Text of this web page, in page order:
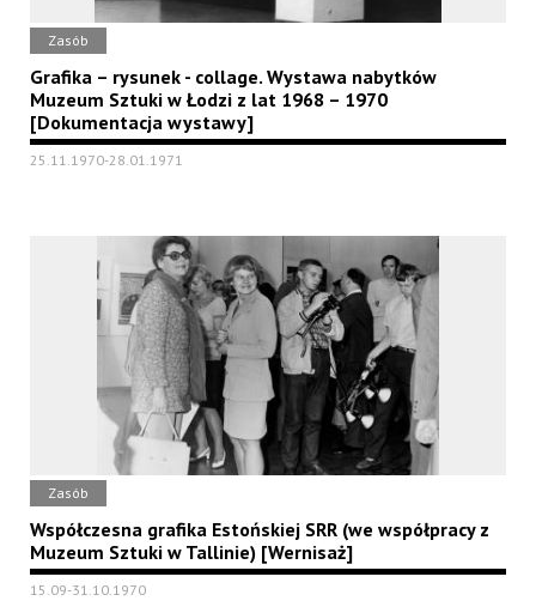
Zasób
Grafika – rysunek - collage. Wystawa nabytków
Muzeum Sztuki w Łodzi z lat 1968 – 1970
[Dokumentacja wystawy]
25.11.1970-28.01.1971
Zasób
Współczesna grafika Estońskiej SRR (we współpracy z
Muzeum Sztuki w Tallinie) [Wernisaż]
15.09-31.10.1970